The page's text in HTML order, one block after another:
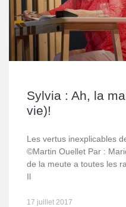
Sylvia : Ah, la
vie)!
Les vertus inexplicables
©Martin Ouellet Par :
de la meute a toutes les
Il
17 juillet 2017